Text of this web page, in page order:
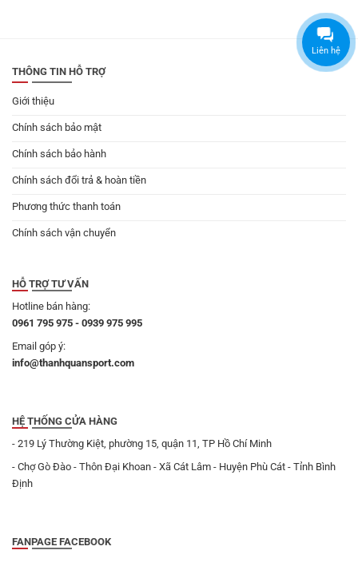
THÔNG TIN HỖ TRỢ
Giới thiệu
Chính sách bảo mật
Chính sách bảo hành
Chính sách đổi trả & hoàn tiền
Phương thức thanh toán
Chính sách vận chuyển
HỖ TRỢ TƯ VẤN
Hotline bán hàng:
0961 795 975 - 0939 975 995
Email góp ý:
info@thanhquansport.com
HỆ THỐNG CỬA HÀNG
- 219 Lý Thường Kiệt, phường 15, quận 11, TP Hồ Chí Minh
- Chợ Gò Đào - Thôn Đại Khoan - Xã Cát Lâm - Huyện Phù Cát - Tỉnh Bình
Định
FANPAGE FACEBOOK
Liên hệ